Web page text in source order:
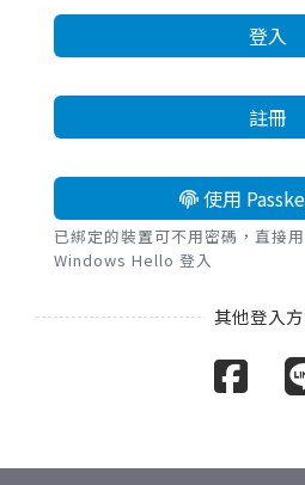
登入
註冊
使用
已綁定的裝置可不用密碼，直接
Windows Hello 登入